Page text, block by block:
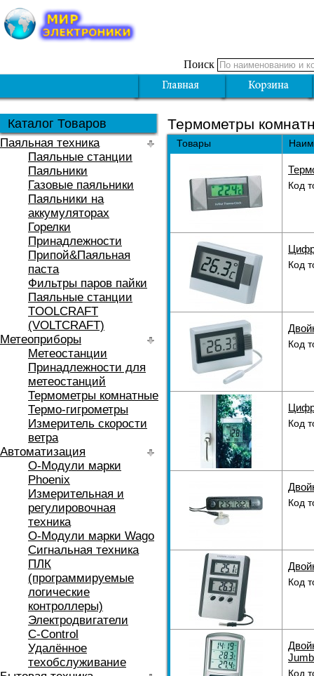
Поиск
Каталог Товаров
Паяльная техника
Паяльные станции
Паяльники
Газовые паяльники
Паяльники на
аккумуляторах
Горелки
Принадлежности
Припой&Паяльная
паста
Фильтры паров пайки
Паяльные станции
TOOLCRAFT
(VOLTCRAFT)
Метеоприборы
Метеостанции
Принадлежности для
метеостанций
Термометры комнатные
Термо-гигрометры
Измеритель скорости
ветра
Автоматизация
O-Модули марки
Phoenix
Измерительная и
регулировочная
техника
O-Модули марки Wago
Сигнальная техника
ПЛК
(программируемые
логические
контроллеры)
Электродвигатели
C-Control
Удалённое
техобслуживание
Термометры
Товары
Код
Код
Код
Код
Код
Код
Код